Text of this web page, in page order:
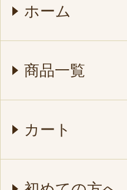
ホーム
商品一覧
カート